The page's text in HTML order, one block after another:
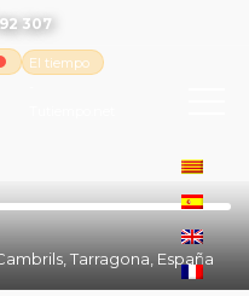
307
El tiempo
Tarragona, España